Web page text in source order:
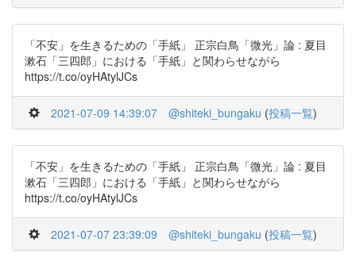
「不安」を生きるための「手紙」 正宗白鳥「微光」論 : 夏目
漱石「三四郎」における「手紙」と関わらせながら
https://t.co/oyHAtylJCs
2021-07-09 14:39:07 @shiteki_bungaku (投稿一覧)
「不安」を生きるための「手紙」 正宗白鳥「微光」論 : 夏目
漱石「三四郎」における「手紙」と関わらせながら
https://t.co/oyHAtylJCs
2021-07-07 23:39:09 @shiteki_bungaku (投稿一覧)